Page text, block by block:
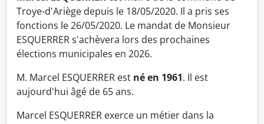
Troye-d'Ariège depuis le 18/05/2020. Il a pris ses
fonctions le 26/05/2020. Le mandat de Monsieur
ESQUERRER s'achèvera lors des prochaines
élections municipales en 2026.
M. Marcel ESQUERRER est né en 1961. Il est
aujourd'hui âgé de 65 ans.
Marcel ESQUERRER exerce un métier dans la